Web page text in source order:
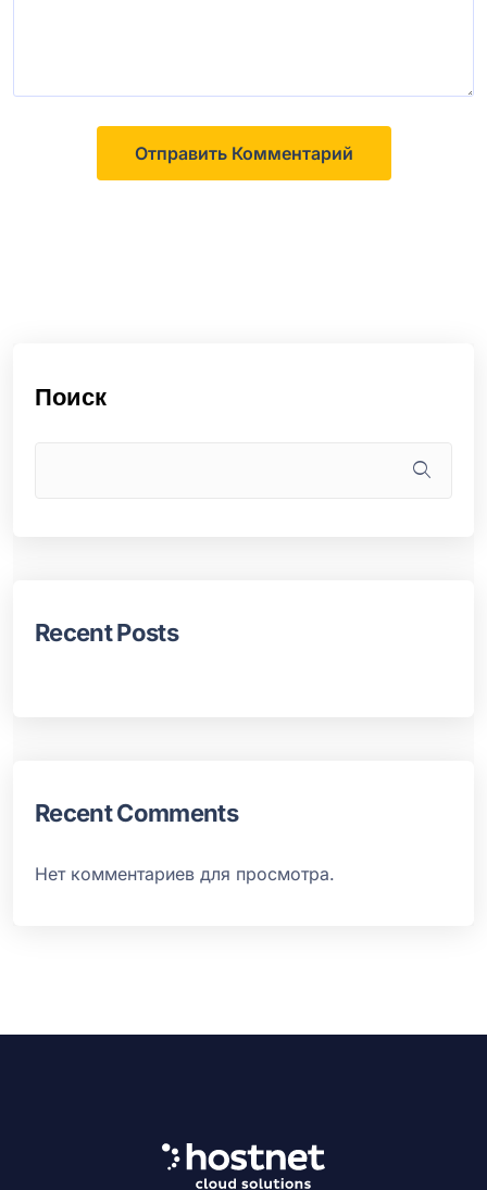
Поиск
Recent Posts
Recent Comments
Нет комментариев для просмотра.